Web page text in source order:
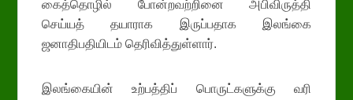
கைத்தொழில் போன்றவற்றினை அபிவிருத்தி
செய்யத் தயாராக இருப்பதாக இலங்கை
ஜனாதிபதியிடம் தெரிவித்துள்ளார்.
இலங்கையின் உற்பத்திப் பொருட்களுக்கு வரி